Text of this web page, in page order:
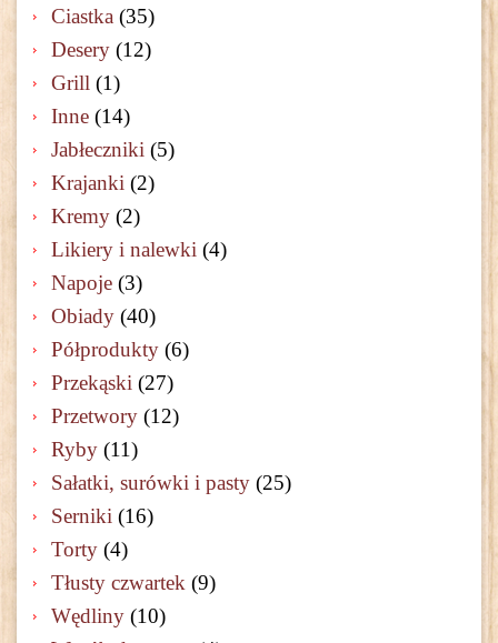
Ciastka (35)
Desery (12)
Grill (1)
Inne (14)
Jabłeczniki (5)
Krajanki (2)
Kremy (2)
Likiery i nalewki (4)
Napoje (3)
Obiady (40)
Półprodukty (6)
Przekąski (27)
Przetwory (12)
Ryby (11)
Sałatki, surówki i pasty (25)
Serniki (16)
Torty (4)
Tłusty czwartek (9)
Wędliny (10)